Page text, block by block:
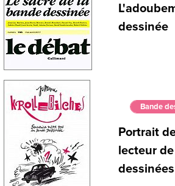
dessinée
Bande
Portrait
lecteur
dessinées